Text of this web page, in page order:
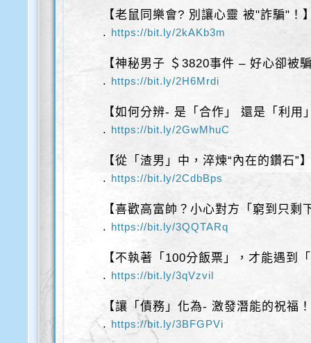
【老鼠同樂會? 別讓心靈 被"詐騙"！
. https://bit.ly/2kAKb3m
【神秘男子 ＄3820事件 – 好心卻被
. https://bit.ly/2H6Mrdi
【如何分辨- 是「合作」 還是「利用
. https://bit.ly/2GwMhuC
【從「渣男」中，淬煉“內在的鑽石”
. https://bit.ly/2CdbBps
【喜歡高富帥？小心對方「窮到只剩
. https://bit.ly/3QQTARq
【不執著「100分飯票」，才能遇到
. https://bit.ly/3qVzvil
【讓「債務」化為- 激發潛能的祝福
. https://bit.ly/3BFGPVi